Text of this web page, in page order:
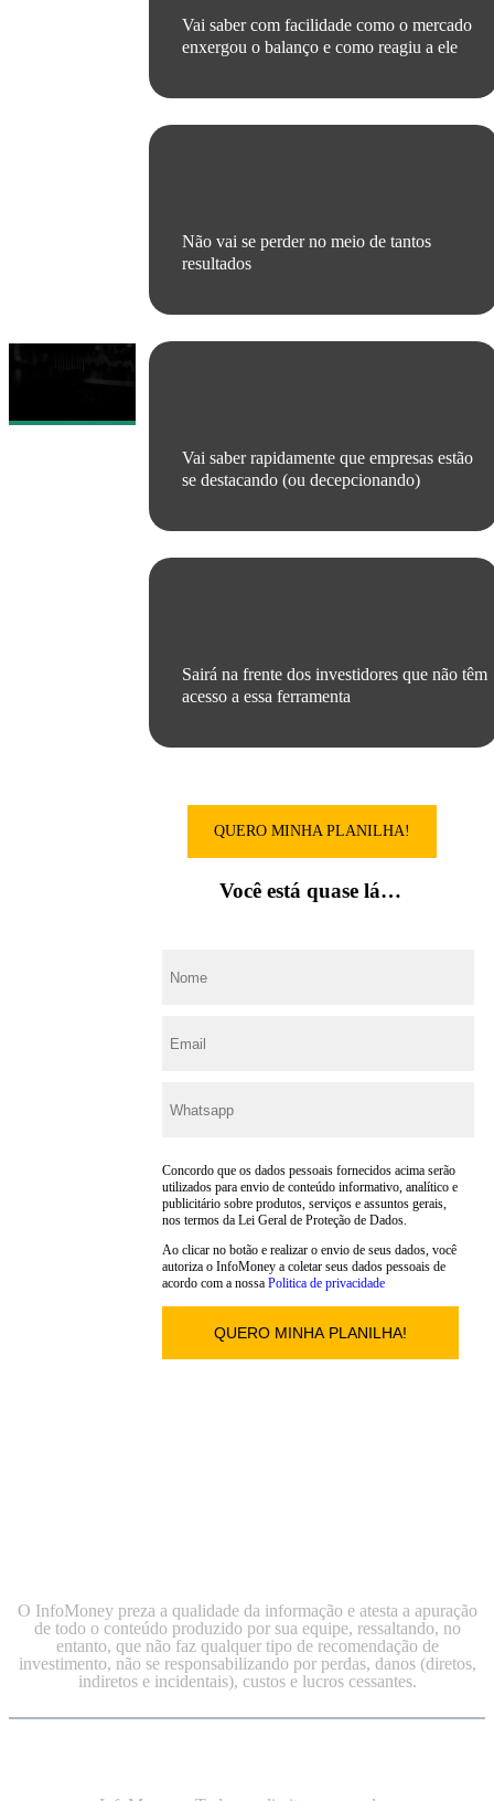
Vai saber com facilidade como o mercado
enxergou o balanço e como reagiu a ele
Não vai se perder no meio de tantos
resultados
Vai saber rapidamente que empresas estão
se destacando (ou decepcionando)
Sairá na frente dos investidores que não têm
acesso a essa ferramenta
QUERO MINHA PLANILHA!
Você está quase lá…
Concordo que os dados pessoais fornecidos acima serão
utilizados para envio de conteúdo informativo, analítico e
publicitário sobre produtos, serviços e assuntos gerais,
nos termos da Lei Geral de Proteção de Dados.
Ao clicar no botão e realizar o envio de seus dados, você
autoriza o InfoMoney a coletar seus dados pessoais de
acordo com a nossa Politica de privacidade
O InfoMoney preza a qualidade da informação e atesta a apuração
de todo o conteúdo produzido por sua equipe, ressaltando, no
entanto, que não faz qualquer tipo de recomendação de
investimento, não se responsabilizando por perdas, danos (diretos,
indiretos e incidentais), custos e lucros cessantes.